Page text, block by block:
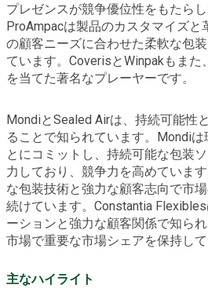
プレゼンスが競争優位性をもたらし
ProAmpacは製品のカスタマイズと
の顧客ニーズに合わせた柔軟な包
ています。CoverisとWinpakもま
を当てた著名なプレーヤーです。
MondiとSealed Airは、持続可能性
ることで知られています。Mondi
とにコミットし、持続可能な包装
力しており、競争力を高めていま
な包装技術と強力な顧客志向で市
続けています。Constantia
ーションと強力な顧客関係で知ら
市場で重要な市場シェアを保持して
主なハイライト